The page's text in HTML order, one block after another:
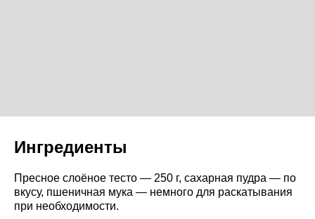
Ингредиенты
Пресное слоёное тесто — 250 г, сахарная пудра — по
вкусу, пшеничная мука — немного для раскатывания
при необходимости.